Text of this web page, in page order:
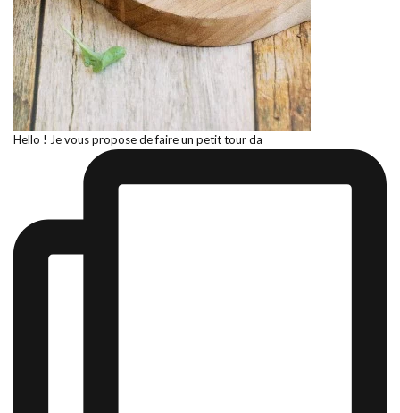
Hello ! Je vous propose de faire un petit tour da